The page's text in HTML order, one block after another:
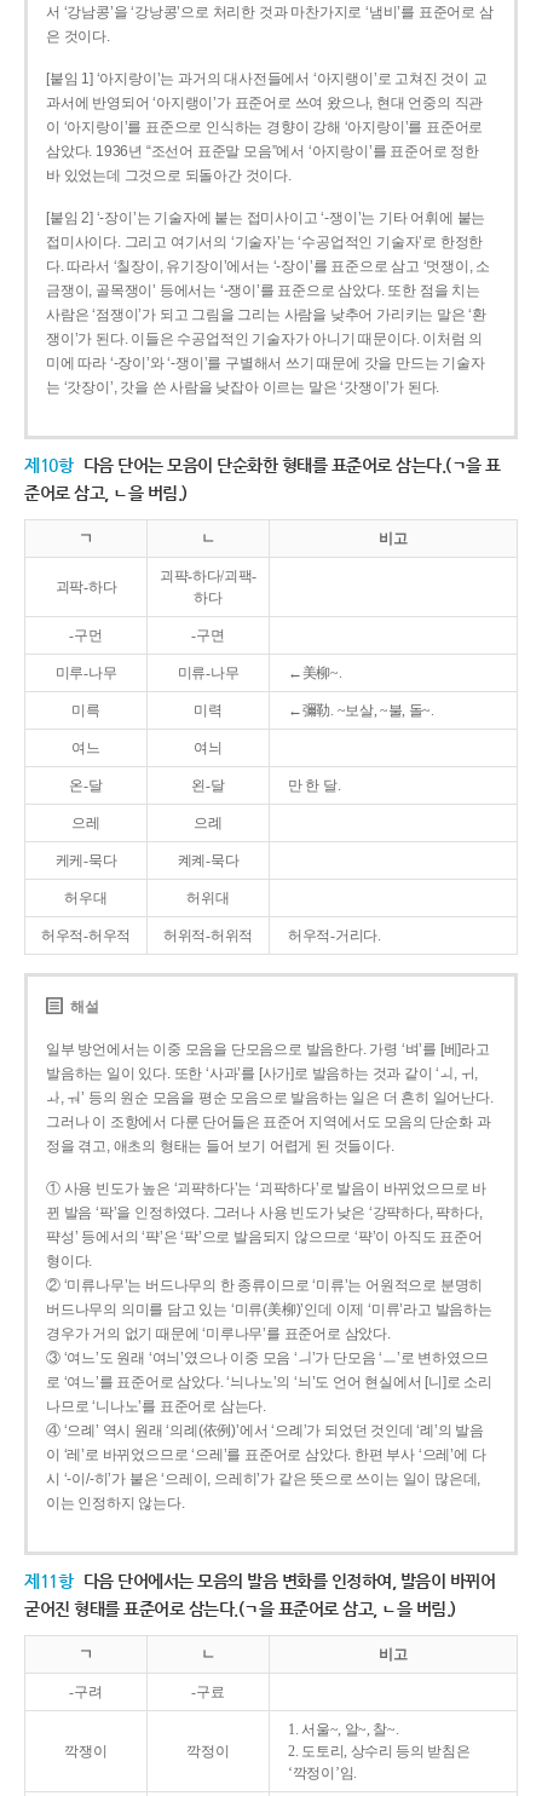
서 ‘강남콩’을 ‘강낭콩’으로 처리한 것과 마찬가지로 ‘냄비’를 표준어로 삼
은 것이다.
[붙임 1] ‘아지랑이’는 과거의 대사전들에서 ‘아지랭이’로 고쳐진 것이 교
과서에 반영되어 ‘아지랭이’가 표준어로 쓰여 왔으나, 현대 언중의 직관
이 ‘아지랑이’를 표준으로 인식하는 경향이 강해 ‘아지랑이’를 표준어로
삼았다. 1936년 “조선어 표준말 모음”에서 ‘아지랑이’를 표준어로 정한
바 있었는데 그것으로 되돌아간 것이다.
[붙임 2] ‘-장이’는 기술자에 붙는 접미사이고 ‘-쟁이’는 기타 어휘에 붙는
접미사이다. 그리고 여기서의 ‘기술자’는 ‘수공업적인 기술자’로 한정한
다. 따라서 ‘칠장이, 유기장이’에서는 ‘-장이’를 표준으로 삼고 ‘멋쟁이, 소
금쟁이, 골목쟁이’ 등에서는 ‘-쟁이’를 표준으로 삼았다. 또한 점을 치는
사람은 ‘점쟁이’가 되고 그림을 그리는 사람을 낮추어 가리키는 말은 ‘환
쟁이’가 된다. 이들은 수공업적인 기술자가 아니기 때문이다. 이처럼 의
미에 따라 ‘-장이’와 ‘-쟁이’를 구별해서 쓰기 때문에 갓을 만드는 기술자
는 ‘갓장이’, 갓을 쓴 사람을 낮잡아 이르는 말은 ‘갓쟁이’가 된다.
제10항 다음 단어는 모음이 단순화한 형태를 표준어로 삼는다.(ㄱ을 표
준어로 삼고, ㄴ을 버림.)
ㄱ ㄴ 비고
괴팍-하다
괴퍅-하다/괴팩-
하다
-구먼 -구면
미루-나무 미류-나무 ←美柳~.
미륵 미력 ←彌勒. ~보살, ~불, 돌~.
여느 여늬
온-달 왼-달 만 한 달.
으레 으례
케케-묵다 켸켸-묵다
허우대 허위대
허우적-허우적 허위적-허위적 허우적-거리다.
해설
일부 방언에서는 이중 모음을 단모음으로 발음한다. 가령 ‘벼’를 [베]라고
발음하는 일이 있다. 또한 ‘사과’를 [사가]로 발음하는 것과 같이 ‘ㅚ, ㅟ,
ㅘ, ㅝ’ 등의 원순 모음을 평순 모음으로 발음하는 일은 더 흔히 일어난다.
그러나 이 조항에서 다룬 단어들은 표준어 지역에서도 모음의 단순화 과
정을 겪고, 애초의 형태는 들어 보기 어렵게 된 것들이다.
① 사용 빈도가 높은 ‘괴퍅하다’는 ‘괴팍하다’로 발음이 바뀌었으므로 바
뀐 발음 ‘팍’을 인정하였다. 그러나 사용 빈도가 낮은 ‘강퍅하다, 퍅하다,
퍅성’ 등에서의 ‘퍅’은 ‘팍’으로 발음되지 않으므로 ‘퍅’이 아직도 표준어
형이다.
② ‘미류나무’는 버드나무의 한 종류이므로 ‘미류’는 어원적으로 분명히
버드나무의 의미를 담고 있는 ‘미류(美柳)’인데 이제 ‘미류’라고 발음하는
경우가 거의 없기 때문에 ‘미루나무’를 표준어로 삼았다.
③ ‘여느’도 원래 ‘여늬’였으나 이중 모음 ‘ㅢ’가 단모음 ‘ㅡ’로 변하였으므
로 ‘여느’를 표준어로 삼았다. ‘늬나노’의 ‘늬’도 언어 현실에서 [니]로 소리
나므로 ‘니나노’를 표준어로 삼는다.
④ ‘으례’ 역시 원래 ‘의례(依例)’에서 ‘으례’가 되었던 것인데 ‘례’의 발음
이 ‘레’로 바뀌었으므로 ‘으레’를 표준어로 삼았다. 한편 부사 ‘으레’에 다
시 ‘-이/-히’가 붙은 ‘으레이, 으레히’가 같은 뜻으로 쓰이는 일이 많은데,
이는 인정하지 않는다.
제11항 다음 단어에서는 모음의 발음 변화를 인정하여, 발음이 바뀌어
굳어진 형태를 표준어로 삼는다.(ㄱ을 표준어로 삼고, ㄴ을 버림.)
ㄱ ㄴ 비고
-구려 -구료
깍쟁이 깍정이
1. 서울~, 알~, 찰~.
2. 도토리, 상수리 등의 받침은
‘깍정이’임.